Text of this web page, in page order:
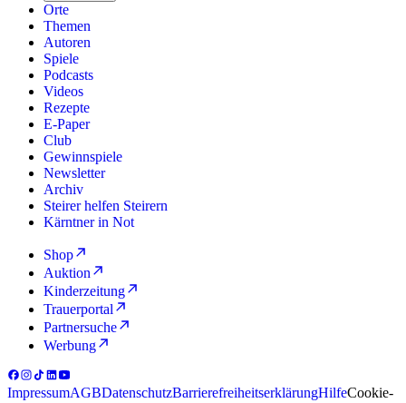
Orte
Themen
Autoren
Spiele
Podcasts
Videos
Rezepte
E-Paper
Club
Gewinnspiele
Newsletter
Archiv
Steirer helfen Steirern
Kärntner in Not
Shop
Auktion
Kinderzeitung
Trauerportal
Partnersuche
Werbung
ImpressumAGBDatenschutzBarrierefreiheitserklärungHilfeCookie-